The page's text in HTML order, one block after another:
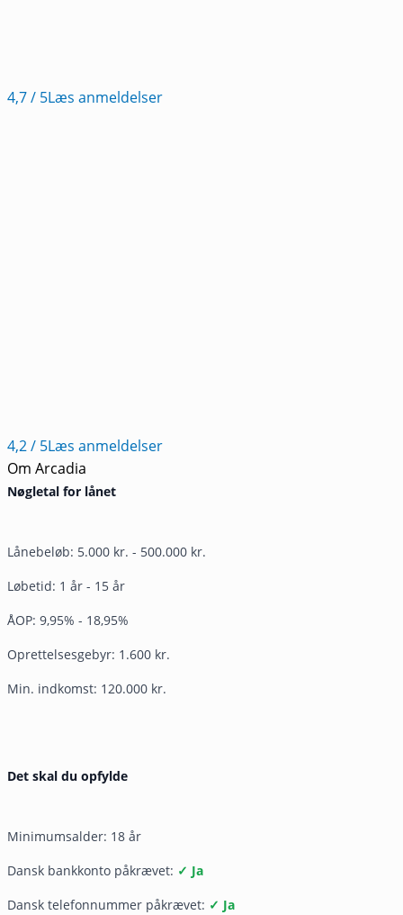
4,7/ 5Læs anmeldelser
4,2/ 5Læs anmeldelser
Om Arcadia
Nøgletal for lånet
Lånebeløb: 5.000 kr. - 500.000 kr.
Løbetid: 1 år - 15 år
ÅOP: 9,95% - 18,95%
Oprettelsesgebyr: 1.600 kr.
Min. indkomst: 120.000 kr.
Det skal du opfylde
Minimumsalder: 18 år
Dansk bankkonto påkrævet: ✓ Ja
Dansk telefonnummer påkrævet: ✓ Ja